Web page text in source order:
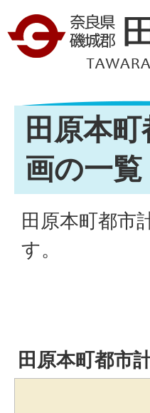
田原本
画の一覧
田原本町都市
す。
田原本町都市